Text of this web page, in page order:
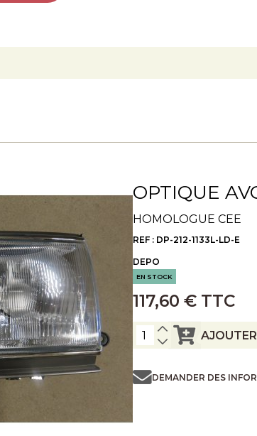
OPTIQUE
HOMOLOGUE CEE
REF : DP-212-1133L-LD-E
DEPO
EN STOCK
117,60 € TTC
DEMANDER DES